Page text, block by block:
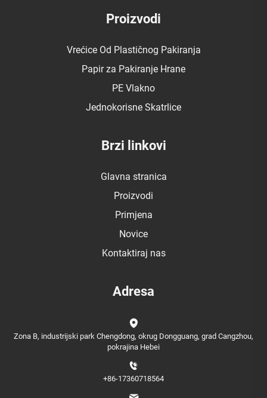
Proizvodi
Vrećice Od Plastičnog Pakiranja
Papir za Pakiranje Hrane
PE Vlakno
Jednokorisne Skatrlice
Brzi linkovi
Glavna stranica
Proizvodi
Primjena
Novice
Kontaktiraj nas
Adresa
Zona B, industrijski park Chengdong, okrug Dongguang, grad Cangzhou,
pokrajina Hebei
+86-17360718564